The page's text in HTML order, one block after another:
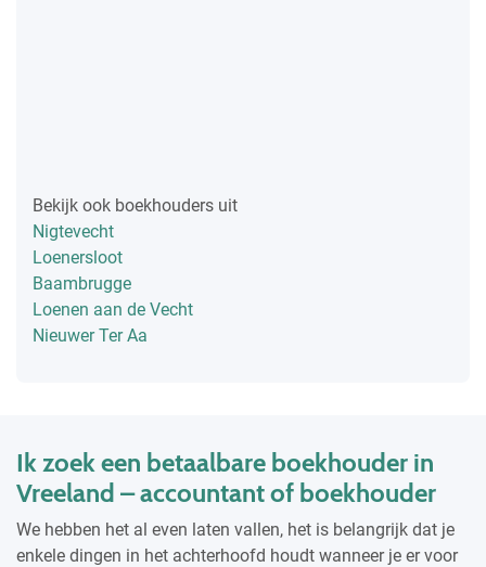
Bekijk ook boekhouders uit
Nigtevecht
Loenersloot
Baambrugge
Loenen aan de Vecht
Nieuwer Ter Aa
Ik zoek een betaalbare boekhouder in
Vreeland – accountant of boekhouder
We hebben het al even laten vallen, het is belangrijk dat je
enkele dingen in het achterhoofd houdt wanneer je er voor